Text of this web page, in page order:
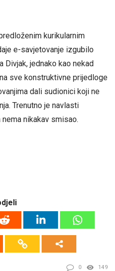
kurikularnim
e-savjetovanje izgubilo
jednako kao nekad
sve konstruktivne prijedloge
dali sudionici koji ne
Trenutno je navlasti
nikakav smisao.
0 149